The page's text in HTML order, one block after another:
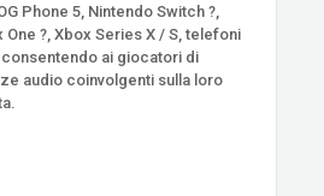
Phone 5, Nintendo Switch ?,
One ?, Xbox Series X / S, telefoni
ai giocatori di
audio coinvolgenti sulla loro